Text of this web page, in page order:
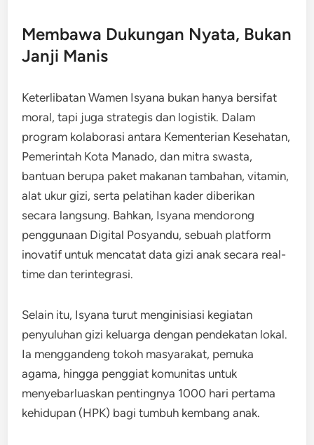
Membawa Dukungan Nyata, Bukan
Janji Manis
Keterlibatan Wamen Isyana bukan hanya bersifat
moral, tapi juga strategis dan logistik. Dalam
program kolaborasi antara Kementerian Kesehatan,
Pemerintah Kota Manado, dan mitra swasta,
bantuan berupa paket makanan tambahan, vitamin,
alat ukur gizi, serta pelatihan kader diberikan
secara langsung. Bahkan, Isyana mendorong
penggunaan Digital Posyandu, sebuah platform
inovatif untuk mencatat data gizi anak secara real-
time dan terintegrasi.
Selain itu, Isyana turut menginisiasi kegiatan
penyuluhan gizi keluarga dengan pendekatan lokal.
Ia menggandeng tokoh masyarakat, pemuka
agama, hingga penggiat komunitas untuk
menyebarluaskan pentingnya 1000 hari pertama
kehidupan (HPK) bagi tumbuh kembang anak.